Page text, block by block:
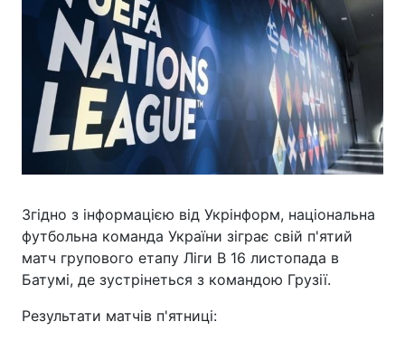
Згідно з інформацією від Укрінформ, національна
футбольна команда України зіграє свій п'ятий
матч групового етапу Ліги В 16 листопада в
Батумі, де зустрінеться з командою Грузії.
Результати матчів п'ятниці: